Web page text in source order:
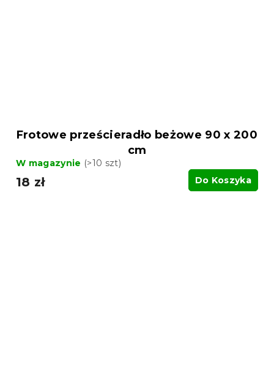
Frotowe prześcieradło beżowe 90 x 200
cm
W magazynie (>10 szt)
18 zł Do Koszyka